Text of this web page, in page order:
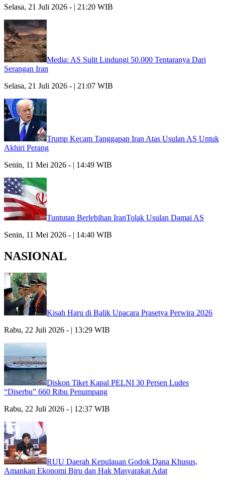
Selasa, 21 Juli 2026 - | 21:20 WIB
Media: AS Sulit Lindungi 50.000 Tentaranya Dari
Serangan Iran
Selasa, 21 Juli 2026 - | 21:07 WIB
Trump Kecam Tanggapan Iran Atas Usulan AS Untuk
Akhiri Perang
Senin, 11 Mei 2026 - | 14:49 WIB
Tuntutan Berlebihan IranTolak Usulan Damai AS
Senin, 11 Mei 2026 - | 14:40 WIB
NASIONAL
Kisah Haru di Balik Upacara Prasetya Perwira 2026
Rabu, 22 Juli 2026 - | 13:29 WIB
Diskon Tiket Kapal PELNI 30 Persen Ludes
“Diserbu” 660 Ribu Penumpang
Rabu, 22 Juli 2026 - | 12:37 WIB
RUU Daerah Kepulauan Godok Dana Khusus,
Amankan Ekonomi Biru dan Hak Masyarakat Adat